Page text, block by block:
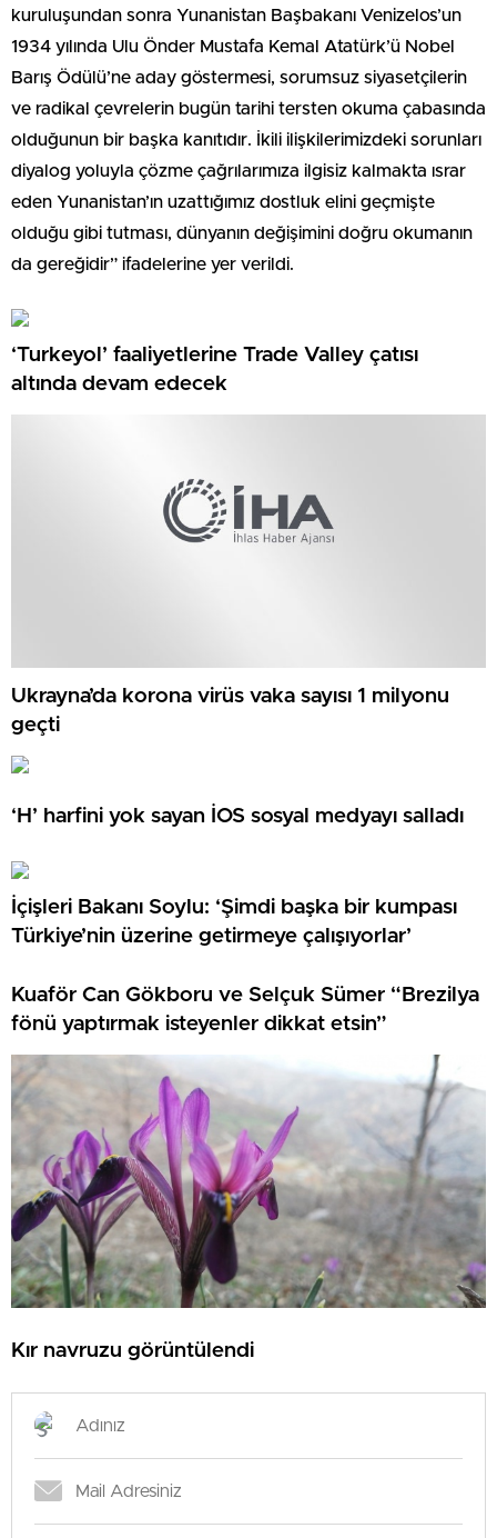
kuruluşundan sonra Yunanistan Başbakanı Venizelos’un
1934 yılında Ulu Önder Mustafa Kemal Atatürk’ü Nobel
Barış Ödülü’ne aday göstermesi, sorumsuz siyasetçilerin
ve radikal çevrelerin bugün tarihi tersten okuma çabasında
olduğunun bir başka kanıtıdır. İkili ilişkilerimizdeki sorunları
diyalog yoluyla çözme çağrılarımıza ilgisiz kalmakta ısrar
eden Yunanistan’ın uzattığımız dostluk elini geçmişte
olduğu gibi tutması, dünyanın değişimini doğru okumanın
da gereğidir” ifadelerine yer verildi.
‘Turkeyol’ faaliyetlerine Trade Valley çatısı
altında devam edecek
Ukrayna’da korona virüs vaka sayısı 1 milyonu
geçti
‘H’ harfini yok sayan İOS sosyal medyayı salladı
İçişleri Bakanı Soylu: ‘Şimdi başka bir kumpası
Türkiye’nin üzerine getirmeye çalışıyorlar’
Kuaför Can Gökboru ve Selçuk Sümer “Brezilya
fönü yaptırmak isteyenler dikkat etsin”
Kır navruzu görüntülendi